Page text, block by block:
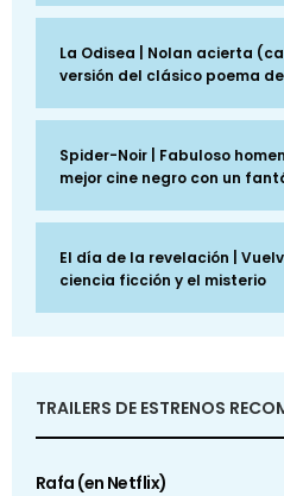
La Odisea | Nolan acierta
versión del clásico poema
Spider-Noir | Fabuloso
mejor cine negro con un
El día de la revelación |
ciencia ficción y el misterio
TRAILERS DE ESTRENOS
Rafa (en Netflix)